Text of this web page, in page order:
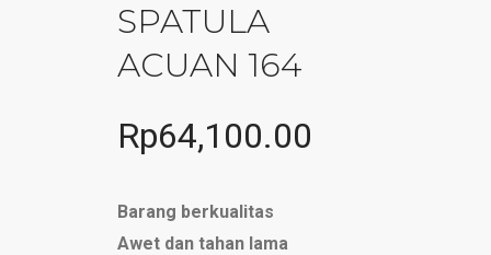
Ulasan KamiSPATULA
ACUAN 164
Rp64,100.00
Barang berkualitas
Awet dan tahan lama